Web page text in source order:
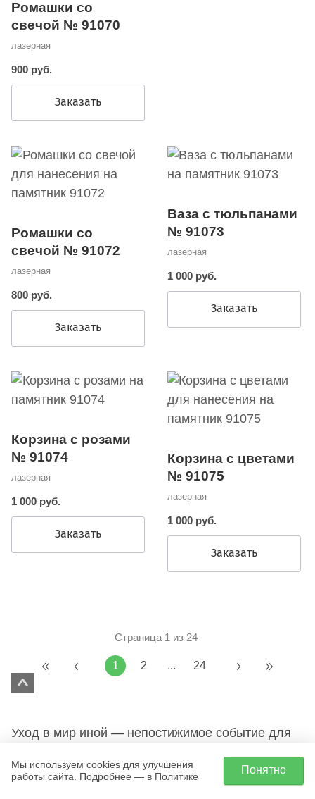
Ромашки со
свечой № 91070
лазерная
900 руб.
Заказать
Ромашки со
свечой № 91072
лазерная
800 руб.
Заказать
Ваза с тюльпанами
№ 91073
лазерная
1 000 руб.
Заказать
Корзина с розами
№ 91074
лазерная
1 000 руб.
Заказать
Корзина с цветами
№ 91075
лазерная
1 000 руб.
Заказать
Страница 1 из 24
1 2 ... 24
Уход в мир иной — непостижимое событие для
сопровождается определенными ритуалами.
Символизм действий отражает пожелания и
Мы используем cookies для улучшения
работы сайта. Подробнее — в Политике
Понятно